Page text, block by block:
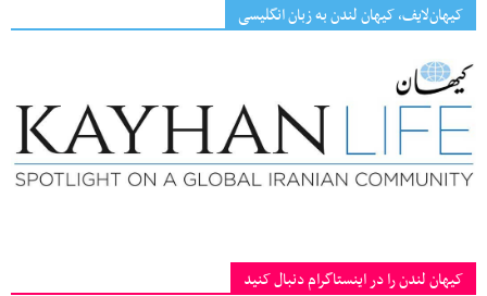
کیهان‌لایف، کیهان لندن به زبان انگلیسی
کیهان لندن را در اینستاگرام دنبال کنید